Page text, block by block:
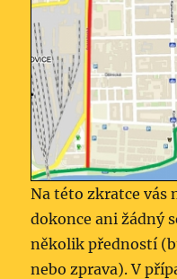
Na této zkratce vás
dokonce ani žádný
několik předností
nebo zprava). V